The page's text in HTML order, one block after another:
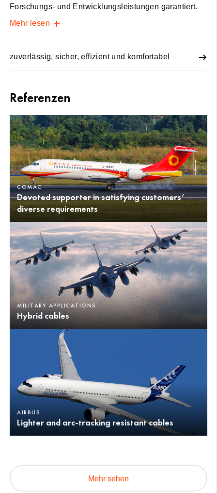
Forschungs- und Entwicklungsleistungen garantiert.
Mehr lesen
zuverlässig, sicher, effizient und komfortabel
Referenzen
COMAC
Devoted supporter in satisfying customers’
diverse requirements
MILITARY APPLICATIONS
Hybrid cables
AIRBUS
Lighter and arc-tracking resistant cables
Mehr sehen